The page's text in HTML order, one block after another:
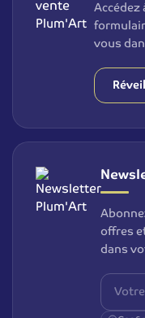
Accédez
vous
offres
dans